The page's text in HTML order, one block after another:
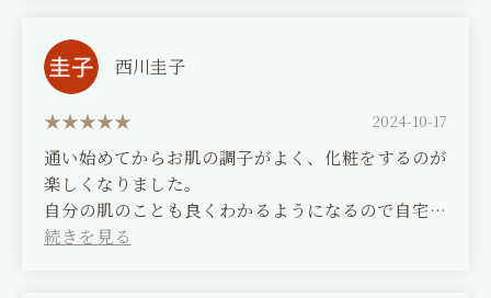
lift my face.
今は遠方で離れてしまいましたが、今でも写真とか
でお肌の相談にのってくれて、どうしたらよくなる
のか親身にアドバイスくださいます。もうあすかさ
んには感謝しかないです！！ありがとございます！
(Translated by Google)
I first met Asuka about 4 years ago and started
going there, and although I had always
西川圭子
2024-10-17
通い始めてからお肌の調子がよく、化粧をするのが
楽しくなりました。
自分の肌のことも良くわかるようになるので自宅で
のケアもしやすくなりました。